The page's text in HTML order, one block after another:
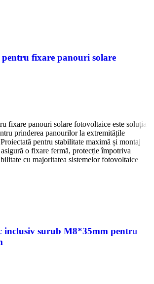
pentru fixare panouri solare
fixare panouri solare fotovoltaice este soluția
prinderea panourilor la extremitățile
pentru stabilitate maximă și montaj
o fixare fermă, protecție împotriva
cu majoritatea sistemelor fotovoltaice
inclusiv surub M8*35mm pentru